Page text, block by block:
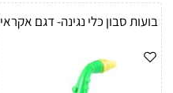
בועות סבון כלי נגינה- דגם אקראי